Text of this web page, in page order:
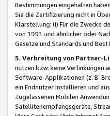
Bestimmungen eingehalten
Sie die Zertifizierung nicht in
Klarstellung: (i) Für die Zwecke
von 1991 und ähnlicher oder
Gesetze und Standards und
5. Verbreitung von Partner-
nutzen bzw. keine Verlinkungen
Software-Applikationen (z. B.
ein Endnutzer installieren und
Zugelassenen Mobilen
Satellitenempfangsgeräte,